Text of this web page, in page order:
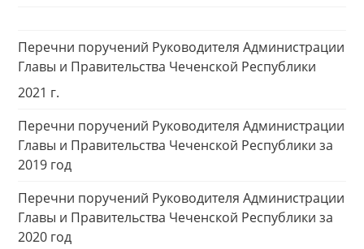
Перечни поручений Руководителя Администрации
Главы и Правительства Чеченской Республики
2021 г.
Перечни поручений Руководителя Администрации
Главы и Правительства Чеченской Республики за
2019 год
Перечни поручений Руководителя Администрации
Главы и Правительства Чеченской Республики за
2020 год